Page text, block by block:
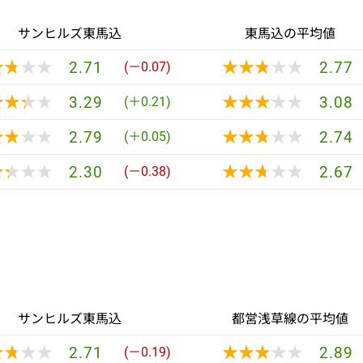
サンヒルズ東馬込 東馬込の平均値
2.71 (－0.07) ★★★★★
★★★★★ 2.77
3.29 (＋0.21) ★★★★★
★★★★★ 3.08
2.79 (＋0.05) ★★★★★
★★★★★ 2.74
2.30 (－0.38) ★★★★★
★★★★★ 2.67
サンヒルズ東馬込 都営浅草線の平均値
2.71 (－0.19) ★★★★★
★★★★★ 2.89